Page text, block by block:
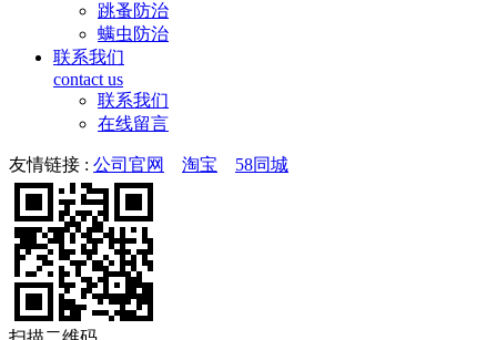
跳蚤防治
螨虫防治
联系我们
contact us
联系我们
在线留言
友情链接 : 公司官网 淘宝 58同城